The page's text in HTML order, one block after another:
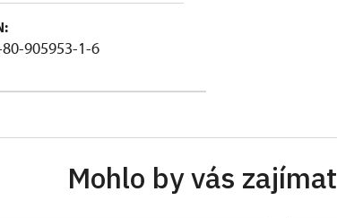
905953-1-6
Mohlo by vás zajímat